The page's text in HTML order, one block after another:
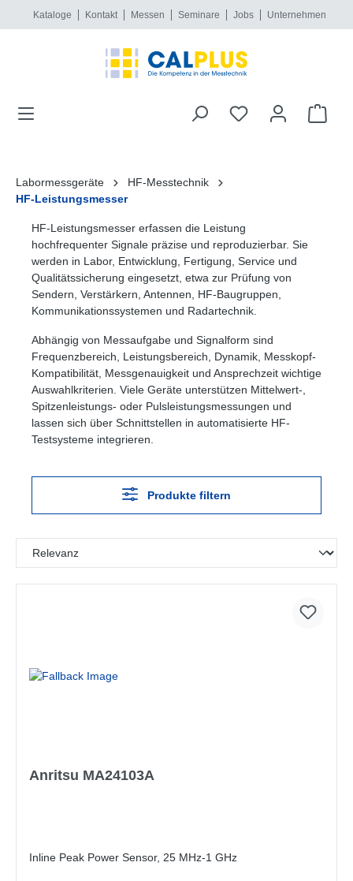
springen
Kataloge Kontakt Messen Seminare Jobs Unternehmen
Labormessgeräte
HF-Messtechnik
HF-Leistungsmesser
HF-Leistungsmesser erfassen die Leistung
hochfrequenter Signale präzise und reproduzierbar. Sie
werden in Labor, Entwicklung, Fertigung, Service und
Qualitätssicherung eingesetzt, etwa zur Prüfung von
Sendern, Verstärkern, Antennen, HF-Baugruppen,
Kommunikationssystemen und Radartechnik.
Abhängig von Messaufgabe und Signalform sind
Frequenzbereich, Leistungsbereich, Dynamik, Messkopf-
Kompatibilität, Messgenauigkeit und Ansprechzeit wichtige
Auswahlkriterien. Viele Geräte unterstützen Mittelwert-,
Spitzenleistungs- oder Pulsleistungsmessungen und
lassen sich über Schnittstellen in automatisierte HF-
Testsysteme integrieren.
Produkte filtern
Anritsu MA24103A
Inline Peak Power Sensor, 25 MHz-1 GHz